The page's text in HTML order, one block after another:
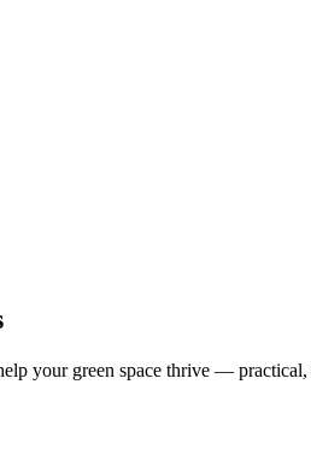
your green space thrive —